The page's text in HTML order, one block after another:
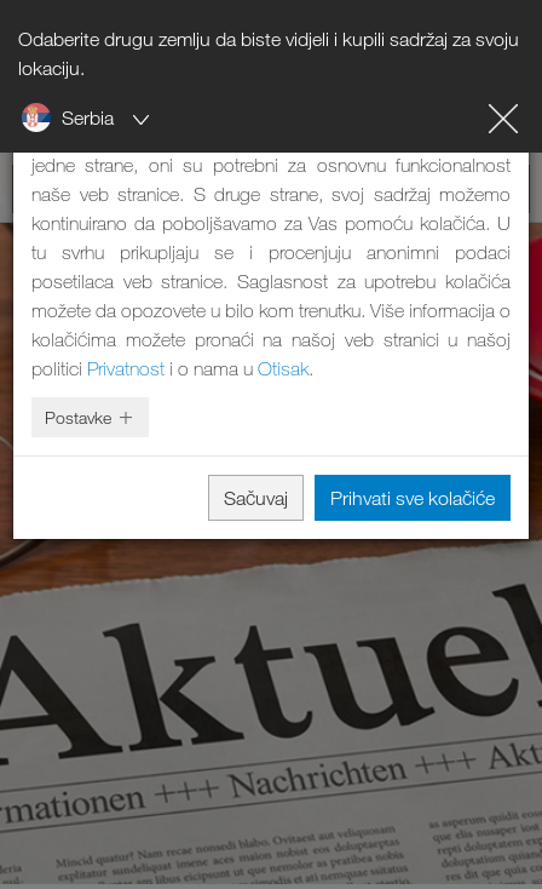
Odaberite drugu zemlju da biste vidjeli i kupili sadržaj za svoju
lokaciju.
Serbia
Napomena o kolačićima
Naša veb stranica koristi kolačiće. Oni imaju dve funkcije: S
jedne strane, oni su potrebni za osnovnu funkcionalnost
naše veb stranice. S druge strane, svoj sadržaj možemo
kontinuirano da poboljšavamo za Vas pomoću kolačića. U
tu svrhu prikupljaju se i procenjuju anonimni podaci
posetilaca veb stranice. Saglasnost za upotrebu kolačića
možete da opozovete u bilo kom trenutku. Više informacija o
kolačićima možete pronaći na našoj veb stranici u našoj
politici Privatnost i o nama u Otisak.
Postavke
Sačuvaj Prihvati sve kolačiće